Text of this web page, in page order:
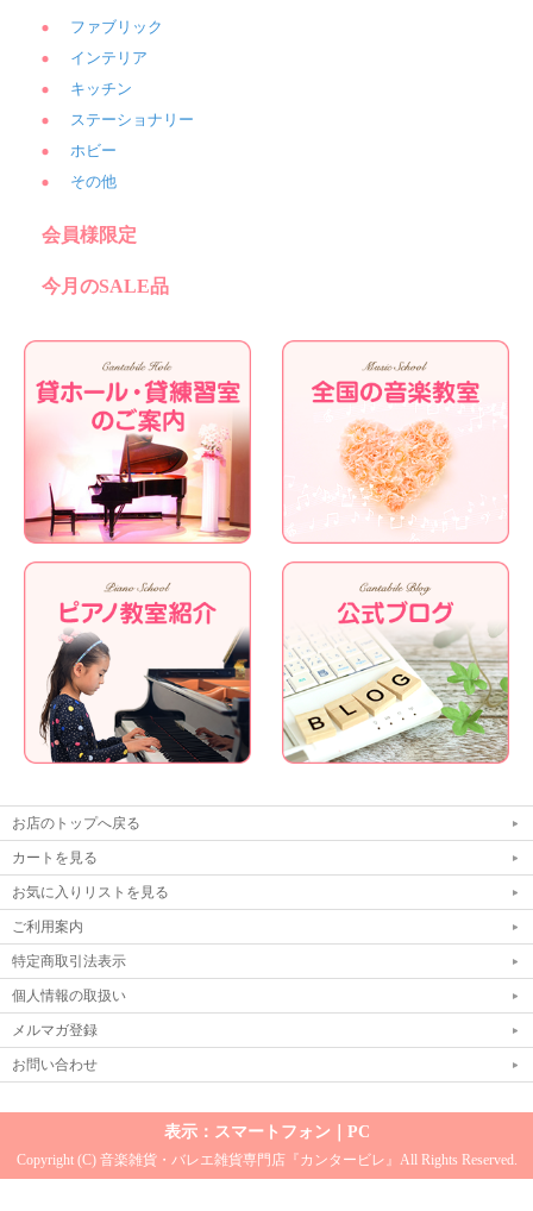
ファブリック
インテリア
キッチン
ステーショナリー
ホビー
その他
会員様限定
今月のSALE品
お店のトップへ戻る
カートを見る
お気に入りリストを見る
ご利用案内
特定商取引法表示
個人情報の取扱い
メルマガ登録
お問い合わせ
表示：スマートフォン｜ PC
Copyright (C) 音楽雑貨・バレエ雑貨専門店『カンタービレ』All Rights Reserved.